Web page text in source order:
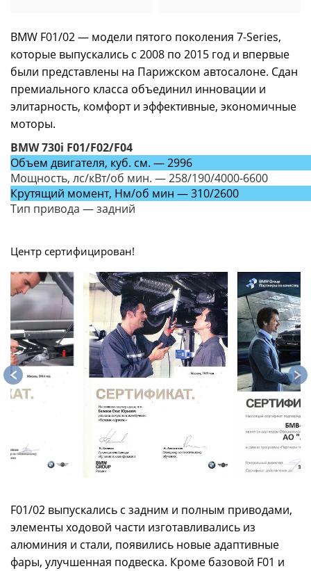
BMW F01/02 — модели пятого поколения 7-Series,
которые выпускались с 2008 по 2015 год и впервые
были представлены на Парижском автосалоне. Сдан
премиального класса объединил инновации и
элитарность, комфорт и эффективные, экономичные
моторы.
BMW 730i F01/F02/F04
Объем двигателя, куб. см. — 2996
Мощность, лс/кВт/об мин. — 258/190/4000-6600
Крутящий момент, Нм/об мин — 310/2600
Тип привода — задний
Центр сертифицирован!
F01/02 выпускались с задним и полным приводами,
элементы ходовой части изготавливались из
алюминия и стали, появились новые адаптивные
фары, улучшенная подвеска. Кроме базовой F01 и